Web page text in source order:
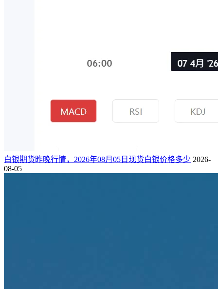
白银期货昨晚行情，2026年08月05日现货白银价格多少 2026-
08-05